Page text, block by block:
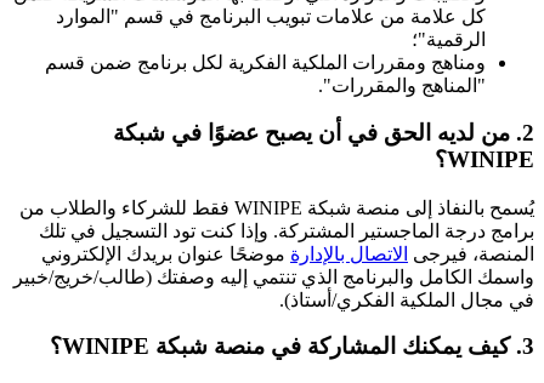
كل علامة من علامات تبويب البرنامج في قسم "الموارد
الرقمية"؛
ومناهج ومقررات الملكية الفكرية لكل برنامج ضمن قسم
"المناهج والمقررات".
2. من لديه الحق في أن يصبح عضوًا في شبكة
WINIPE؟
يُسمح بالنفاذ إلى منصة شبكة WINIPE فقط للشركاء والطلاب من
برامج درجة الماجستير المشتركة. وإذا كنت تود التسجيل في تلك
المنصة، فيرجى الاتصال بالإدارة موضحًا عنوان بريدك الإلكتروني
واسمك الكامل والبرنامج الذي تنتمي إليه وصفتك (طالب/خريج/خبير
في مجال الملكية الفكري/أستاذ).
3. كيف يمكنك المشاركة في منصة شبكة WINIPE؟